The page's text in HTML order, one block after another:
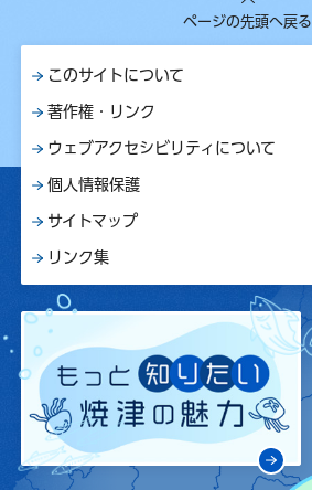
ページの先頭へ戻る
このサイトについて
著作権・リンク
ウェブアクセシビリティについて
個人情報保護
サイトマップ
リンク集